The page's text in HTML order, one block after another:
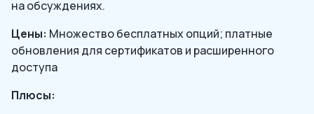
на обсуждениях.
Цены: Множество бесплатных опций; платные
обновления для сертификатов и расширенного
доступа
Плюсы: